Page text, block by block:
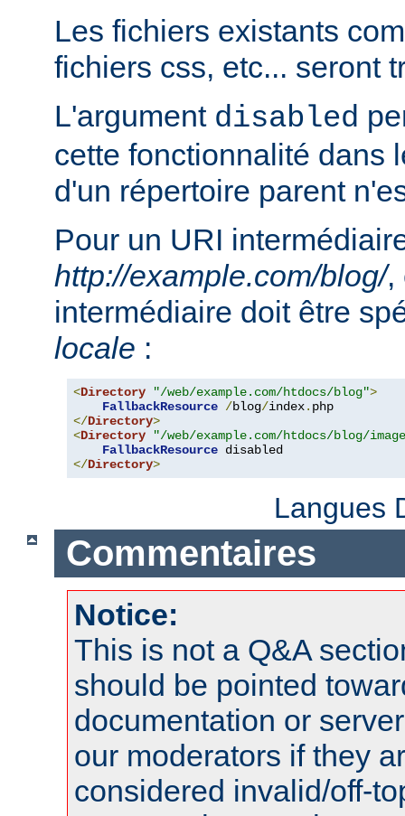
Les fichiers existants
fichiers css, etc... seront
L'argument disabled
cette fonctionnalité dans
d'un répertoire parent
Pour un URI
http://example.com/blog/,
intermédiaire doit être
locale :
<Directory "/web/example.com/htdocs/blog">
FallbackResource /blog/index.
</Directory>
<Directory
"/web/example.com/htdocs/blog/
FallbackResource
</Directory>
Langues
Commentaires
Notice:
This is not a Q&A
should be pointed
documentation or
our moderators if they
considered invalid/off-